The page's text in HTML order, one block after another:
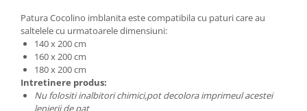
Patura Cocolino imblanita este compatibila cu paturi care au
saltelele cu urmatoarele dimensiuni:
140 x 200 cm
160 x 200 cm
180 x 200 cm
Intretinere produs:
Nu folositi inalbitori chimici,pot decolora imprimeul acestei
lenjerii de pat